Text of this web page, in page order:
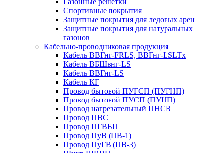
Спортивные покрытия
Защитные покрытия для ледовых арен
Защитные покрытия для натуральных
газонов
Кабельно-проводниковая продукция
Кабель ВВГнг-FRLS, ВВГнг-LSLTx
Кабель ВБШвнг-LS
Кабель ВВГнг-LS
Кабель КГ
Провод бытовой ПУГСП (ПУГНП)
Провод бытовой ПУСП (ПУНП)
Провод нагревательный ПНСВ
Провод ПВС
Провод ПГВВП
Провод ПуВ (ПВ-1)
Провод ПуГВ (ПВ-3)